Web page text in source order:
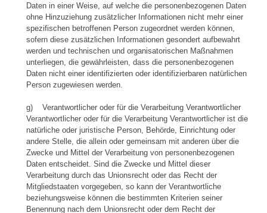
Daten in einer Weise, auf welche die personenbezogenen Daten
ohne Hinzuziehung zusätzlicher Informationen nicht mehr einer
spezifischen betroffenen Person zugeordnet werden können,
sofern diese zusätzlichen Informationen gesondert aufbewahrt
werden und technischen und organisatorischen Maßnahmen
unterliegen, die gewährleisten, dass die personenbezogenen
Daten nicht einer identifizierten oder identifizierbaren natürlichen
Person zugewiesen werden.
g) Verantwortlicher oder für die Verarbeitung Verantwortlicher
Verantwortlicher oder für die Verarbeitung Verantwortlicher ist die
natürliche oder juristische Person, Behörde, Einrichtung oder
andere Stelle, die allein oder gemeinsam mit anderen über die
Zwecke und Mittel der Verarbeitung von personenbezogenen
Daten entscheidet. Sind die Zwecke und Mittel dieser
Verarbeitung durch das Unionsrecht oder das Recht der
Mitgliedstaaten vorgegeben, so kann der Verantwortliche
beziehungsweise können die bestimmten Kriterien seiner
Benennung nach dem Unionsrecht oder dem Recht der